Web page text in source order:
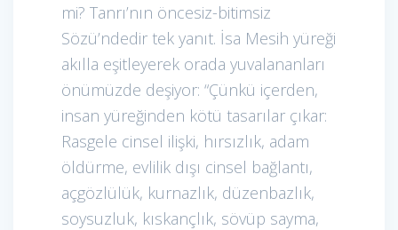
mi? Tanrı’nın öncesiz-bitimsiz
Sözü’ndedir tek yanıt. İsa Mesih yüreği
akılla eşitleyerek orada yuvalananları
önümüzde deşiyor: “Çünkü içerden,
insan yüreğinden kötü tasarılar çıkar:
Rasgele cinsel ilişki, hırsızlık, adam
öldürme, evlilik dışı cinsel bağlantı,
açgözlülük, kurnazlık, düzenbazlık,
soysuzluk, kıskançlık, sövüp sayma,